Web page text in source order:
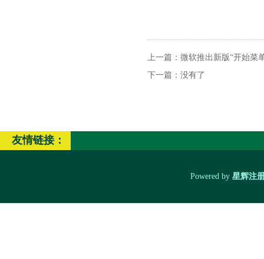
上一篇： 微软推出新版“开始菜
下一篇：没有了
友情链接：
Powered by 星辉注